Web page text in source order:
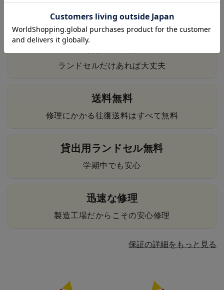
卒業のその日まで、安心してお使いいただけます。
ランドセルだけあれば大丈夫
送料無料
修理にかかる往復送料はすべて無料
貸出用ランドセル無料
学期中でも安心
迅速な修理
製造工場だからこその安心修理
保証の詳細をもっと見る